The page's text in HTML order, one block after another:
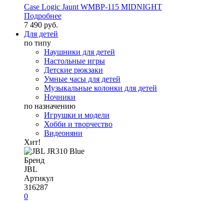
Case Logic Jaunt WMBP-115 MIDNIGHT
Подробнее
7 490 руб.
Для детей
по типу
Наушники для детей
Настольные игры
Детские рюкзаки
Умные часы для детей
Музыкальные колонки для детей
Ночники
по назначению
Игрушки и модели
Хобби и творчество
Видеоняни
Хит!
Бренд
JBL
Артикул
316287
0